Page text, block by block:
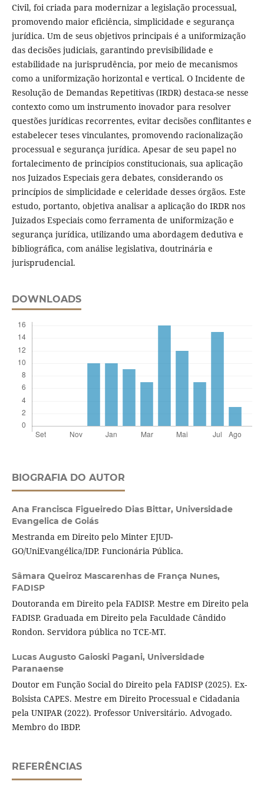
Civil, foi criada para modernizar a legislação processual,
promovendo maior eficiência, simplicidade e segurança
jurídica. Um de seus objetivos principais é a uniformização
das decisões judiciais, garantindo previsibilidade e
estabilidade na jurisprudência, por meio de mecanismos
como a uniformização horizontal e vertical. O Incidente de
Resolução de Demandas Repetitivas (IRDR) destaca-se nesse
contexto como um instrumento inovador para resolver
questões jurídicas recorrentes, evitar decisões conflitantes e
estabelecer teses vinculantes, promovendo racionalização
processual e segurança jurídica. Apesar de seu papel no
fortalecimento de princípios constitucionais, sua aplicação
nos Juizados Especiais gera debates, considerando os
princípios de simplicidade e celeridade desses órgãos. Este
estudo, portanto, objetiva analisar a aplicação do IRDR nos
Juizados Especiais como ferramenta de uniformização e
segurança jurídica, utilizando uma abordagem dedutiva e
bibliográfica, com análise legislativa, doutrinária e
jurisprudencial.
DOWNLOADS
BIOGRAFIA DO AUTOR
Ana Francisca Figueiredo Dias Bittar, Universidade
Evangelica de Goiás
Mestranda em Direito pelo Minter EJUD-
GO/UniEvangélica/IDP. Funcionária Pública.
Sâmara Queiroz Mascarenhas de França Nunes,
FADISP
Doutoranda em Direito pela FADISP. Mestre em Direito pela
FADISP. Graduada em Direito pela Faculdade Cândido
Rondon. Servidora pública no TCE-MT.
Lucas Augusto Gaioski Pagani, Universidade
Paranaense
Doutor em Função Social do Direito pela FADISP (2025). Ex-
Bolsista CAPES. Mestre em Direito Processual e Cidadania
pela UNIPAR (2022). Professor Universitário. Advogado.
Membro do IBDP.
REFERÊNCIAS